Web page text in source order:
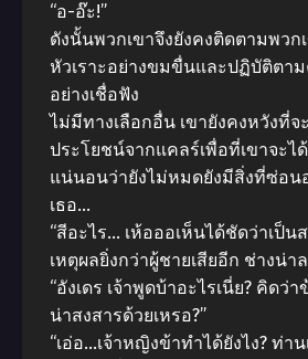
“อ-อ๊ะ!”
ดังนั้นพวกเขาจึงยังคงติดตามพวก
หัวเราะอย่างขมขื่นและปฏิบัติตาม
อย่างเชื่อฟัง
ไม่มีทางเลือกอื่น เขายังคงหวังที่จ
ประโยชน์จากแคลร์เพื่อที่เขาจะไ
แน่นอนว่ายังไม่หมดยังมีสิ่งที่ซ่อน
เธอ…
“สีอะไร… เห้อออเห็นได้ชัดว่าเป็น
เหตุผลยิ่งกว่าผู้ชายเสียอีก ช่างน่า
“อังเดร เจ้าพูดบ้าอะไรเนี่ย? คิดว่
น่าสงสารด้วยเหรอ?”
“เอ่อ…เจ้าหญิงข้าทําได้ยังไง? ท่